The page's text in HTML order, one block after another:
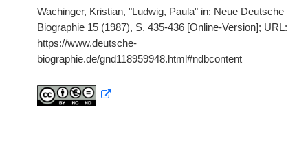
Wachinger, Kristian, "Ludwig, Paula" in: Neue Deutsche
Biographie 15 (1987), S. 435-436 [Online-Version]; URL:
https://www.deutsche-
biographie.de/gnd118959948.html#ndbcontent